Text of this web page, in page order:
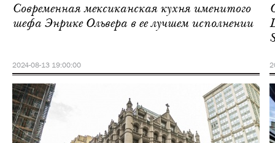
Современная мексиканская кухня именитого
шефа Энрике Ольвера в ее лучшем исполнении
2024-08-13 19:00:00